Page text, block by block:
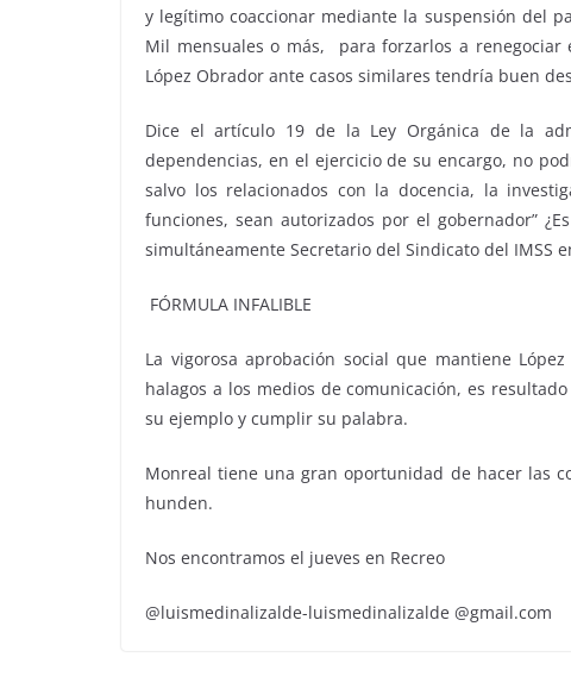
y legítimo coaccionar mediante la suspensión del
Mil mensuales o más, para forzarlos a renegociar
López Obrador ante casos similares tendría buen
Dice el artículo 19 de la Ley Orgánica de la
dependencias, en el ejercicio de su encargo, no
salvo los relacionados con la docencia, la
funciones, sean autorizados por el gobernador”
simultáneamente Secretario del Sindicato del IMSS
FÓRMULA INFALIBLE
La vigorosa aprobación social que mantiene
halagos a los medios de comunicación, es
su ejemplo y cumplir su palabra.
Monreal tiene una gran oportunidad de hacer las
hunden.
Nos encontramos el jueves en Recreo
@luismedinalizalde-luismedinalizalde @gmail.com